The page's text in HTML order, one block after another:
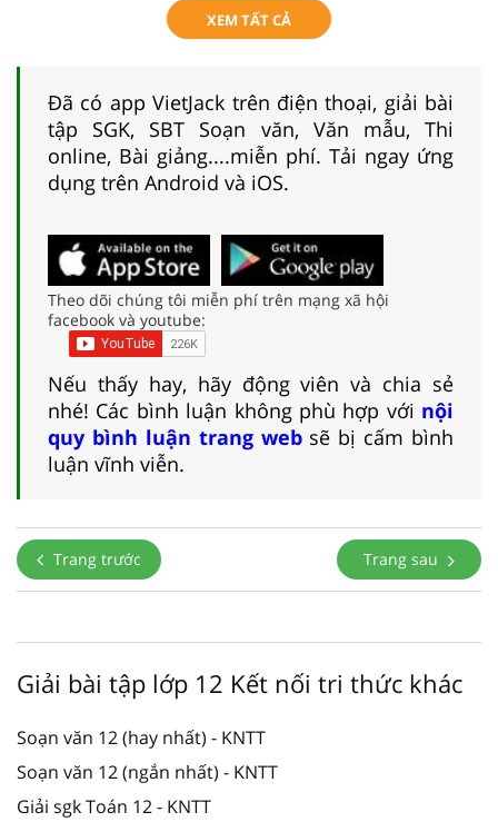
XEM TẤT CẢ
Đã có app VietJack trên điện thoại, giải bài
tập SGK, SBT Soạn văn, Văn mẫu, Thi
online, Bài giảng....miễn phí. Tải ngay ứng
dụng trên Android và iOS.
Theo dõi chúng tôi miễn phí trên mạng xã hội
facebook và youtube:
Nếu thấy hay, hãy động viên và chia sẻ
nhé! Các bình luận không phù hợp với nội
quy bình luận trang websẽ bị cấm bình
luận vĩnh viễn.
Trang trước Trang sau
Giải bài tập lớp 12 Kết nối tri thức khác
Soạn văn 12 (hay nhất) - KNTT
Soạn văn 12 (ngắn nhất) - KNTT
Giải sgk Toán 12 - KNTT